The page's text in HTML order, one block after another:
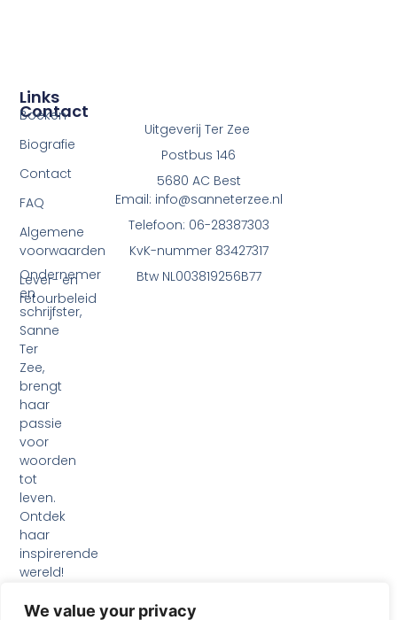
We value your privacy
Ondernemer
en
schrijfster,
Sanne
Ter
Zee,
brengt
haar
passie
voor
woorden
tot
leven.
Ontdek
haar
inspirerende
wereld!
a
n
i
Links
Boeken
Biografie
Contact
FAQ
Algemene
voorwaarden
Lever- en
retourbeleid
Contact
Uitgeverij Ter Zee
Postbus 146
5680 AC Best
Email: info@sanneterzee.nl
Telefoon: 06-28387303
KvK-nummer 83427317
Btw NL003819256B77